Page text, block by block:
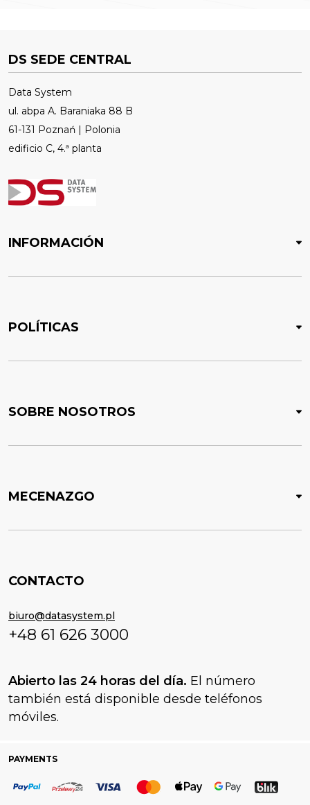
DS SEDE CENTRAL
Data System
ul. abpa A. Baraniaka 88 B
61-131 Poznań | Polonia
edificio C, 4.ª planta
INFORMACIÓN
POLÍTICAS
SOBRE NOSOTROS
MECENAZGO
CONTACTO
biuro@datasystem.pl
+48 61 626 3000
Abierto las 24 horas del día. El número
también está disponible desde teléfonos
móviles.
PAYMENTS